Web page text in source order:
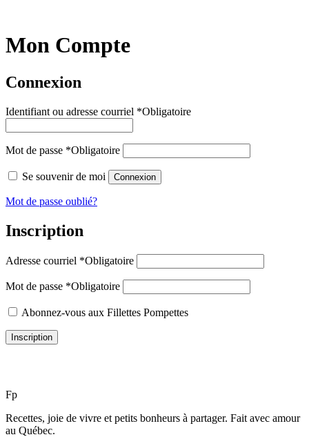
Mon Compte
Connexion
Identifiant ou adresse courriel *Obligatoire
Mot de passe *Obligatoire
Se souvenir de moi Connexion
Mot de passe oublié?
Inscription
Adresse courriel *Obligatoire
Mot de passe *Obligatoire
Abonnez-vous aux Fillettes Pompettes
Inscription
Fp
Recettes, joie de vivre et petits bonheurs à partager. Fait avec amour
au Québec.